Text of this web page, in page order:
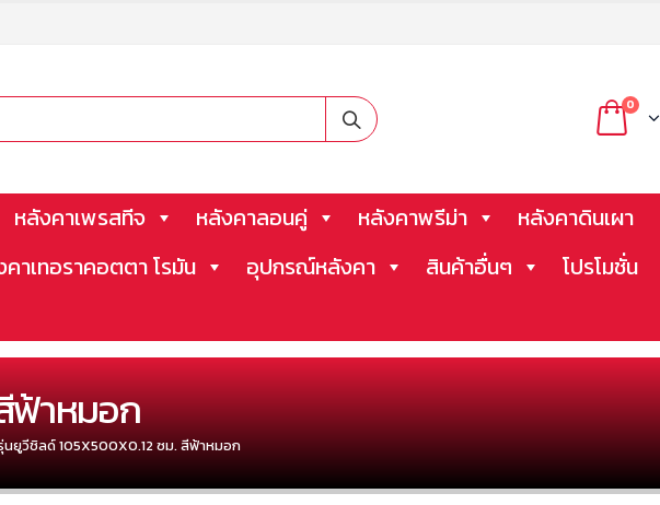
0
หลังคาเพรสทีจ หลังคาลอนคู่ หลังคาพรีม่า
หลังคาดินเผา
าเทอราคอตตา โรมัน อุปกรณ์หลังคา สินค้าอื่นๆ
โปรโมชั่น
ฟ้าหมอก
ยูวีชิลด์ 105X500X0.12 ซม. สีฟ้าหมอก